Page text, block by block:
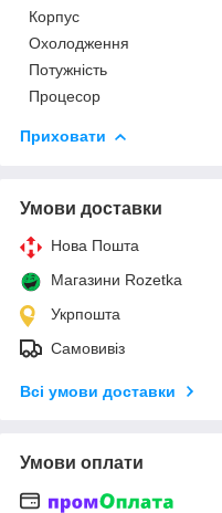
Корпус
Охолодження
Потужність
Процесор
Приховати
Умови доставки
Нова Пошта
Магазини Rozetka
Укрпошта
Самовивіз
Всі умови доставки
Умови оплати